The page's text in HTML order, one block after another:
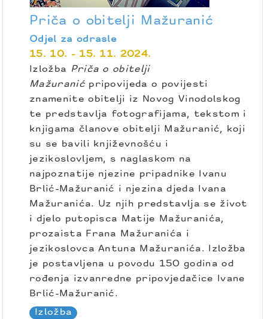
Priča o obitelji Mažuranić
Odjel za odrasle
15. 10. - 15. 11. 2024.
Izložba
Priča o obitelji
Mažuranićpripovijeda o povijesti
znamenite obitelji iz Novog Vinodolskog
te predstavlja fotografijama, tekstom i
knjigama članove obitelji Mažuranić, koji
su se bavili književnošću i
jezikoslovljem, s naglaskom na
najpoznatije njezine pripadnike Ivanu
Brlić-Mažuranić i njezina djeda Ivana
Mažuranića. Uz njih predstavlja se život
i djelo putopisca Matije Mažuranića,
prozaista Frana Mažuranića i
jezikoslovca Antuna Mažuranića. Izložba
je postavljena u povodu 150 godina od
rođenja izvanredne pripovjedačice Ivane
Brlić-Mažuranić.
Izložba